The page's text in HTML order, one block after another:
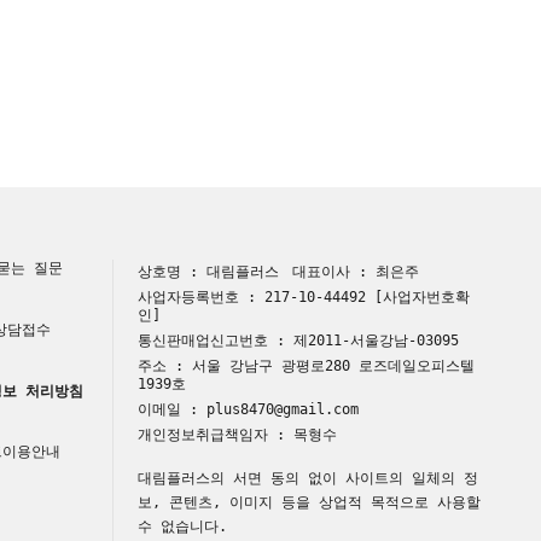
는 질문
담접수
보 처리방침
용안내
상호명 : 대림플러스
대표이사 : 최은주
사업자등록번호 : 217-10-44492
[사업자번호확
인]
통신판매업신고번호 : 제2011-서울강남-03095
주소 : 서울 강남구 광평로280 로즈데일오피스텔
1939호
이메일 : plus8470@gmail.com
개인정보취급책임자 : 목형수
대림플러스의 서면 동의 없이 사이트의 일체의 정
보, 콘텐츠, 이미지 등을 상업적 목적으로 사용할
수 없습니다.